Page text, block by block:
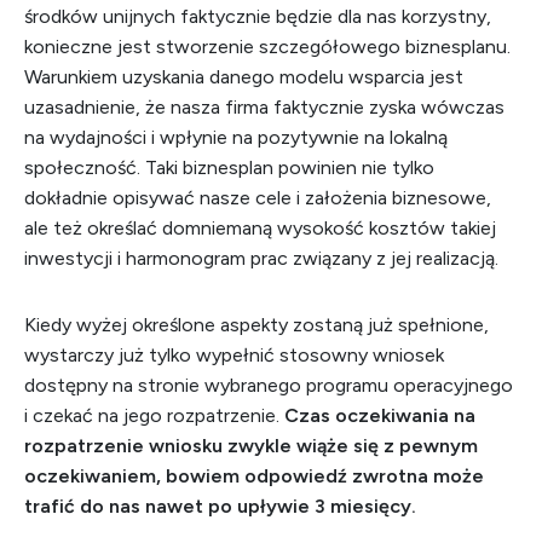
środków unijnych faktycznie będzie dla nas korzystny,
konieczne jest stworzenie szczegółowego biznesplanu.
Warunkiem uzyskania danego modelu wsparcia jest
uzasadnienie, że nasza firma faktycznie zyska wówczas
na wydajności i wpłynie na pozytywnie na lokalną
społeczność. Taki biznesplan powinien nie tylko
dokładnie opisywać nasze cele i założenia biznesowe,
ale też określać domniemaną wysokość kosztów takiej
inwestycji i harmonogram prac związany z jej realizacją.
Kiedy wyżej określone aspekty zostaną już spełnione,
wystarczy już tylko wypełnić stosowny wniosek
dostępny na stronie wybranego programu operacyjnego
i czekać na jego rozpatrzenie. Czas oczekiwania na
rozpatrzenie wniosku zwykle wiąże się z pewnym
oczekiwaniem, bowiem odpowiedź zwrotna może
trafić do nas nawet po upływie 3 miesięcy.